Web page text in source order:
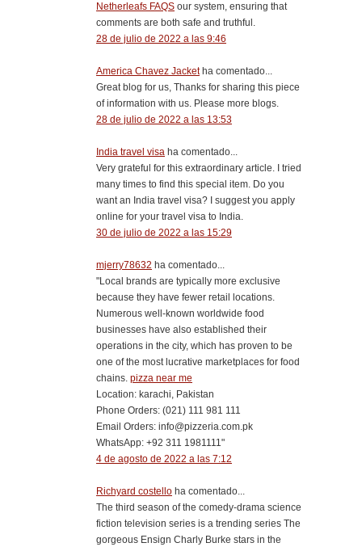
Netherleafs FAQS our system, ensuring that
comments are both safe and truthful.
28 de julio de 2022 a las 9:46
America Chavez Jacketha comentado...
Great blog for us, Thanks for sharing this piece
of information with us. Please more blogs.
28 de julio de 2022 a las 13:53
India travel visa ha comentado...
Very grateful for this extraordinary article. I tried
many times to find this special item. Do you
want an India travel visa? I suggest you apply
online for your travel visa to India.
30 de julio de 2022 a las 15:29
mjerry78632 ha comentado...
"Local brands are typically more exclusive
because they have fewer retail locations.
Numerous well-known worldwide food
businesses have also established their
operations in the city, which has proven to be
one of the most lucrative marketplaces for food
chains. pizza near me
Location: karachi, Pakistan
Phone Orders: (021) 111 981 111
Email Orders: info@pizzeria.com.pk
WhatsApp: +92 311 1981111"
4 de agosto de 2022 a las 7:12
Richyard costello ha comentado...
The third season of the comedy-drama science
fiction television series is a trending series The
gorgeous Ensign Charly Burke stars in the